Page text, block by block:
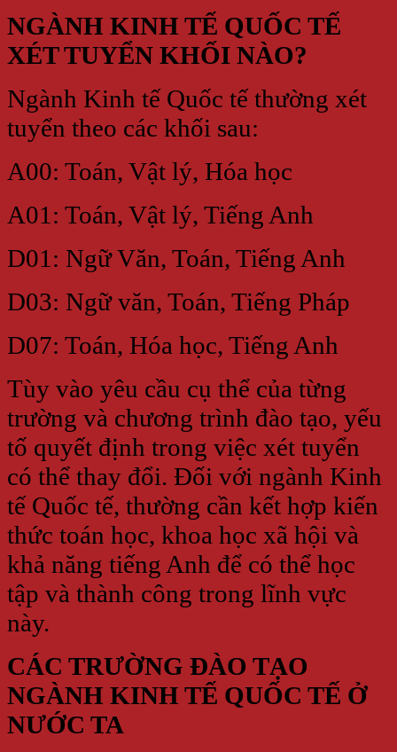
NGÀNH KINH TẾ QUỐC TẾ
XÉT TUYỂN KHỐI NÀO?
Ngành Kinh tế Quốc tế thường xét
tuyển theo các khối sau:
A00: Toán, Vật lý, Hóa học
A01: Toán, Vật lý, Tiếng Anh
D01: Ngữ Văn, Toán, Tiếng Anh
D03: Ngữ văn, Toán, Tiếng Pháp
D07: Toán, Hóa học, Tiếng Anh
Tùy vào yêu cầu cụ thể của từng
trường và chương trình đào tạo, yếu
tố quyết định trong việc xét tuyển
có thể thay đổi. Đối với ngành Kinh
tế Quốc tế, thường cần kết hợp kiến
thức toán học, khoa học xã hội và
khả năng tiếng Anh để có thể học
tập và thành công trong lĩnh vực
này.
CÁC TRƯỜNG ĐÀO TẠO
NGÀNH KINH TẾ QUỐC TẾ Ở
NƯỚC TA